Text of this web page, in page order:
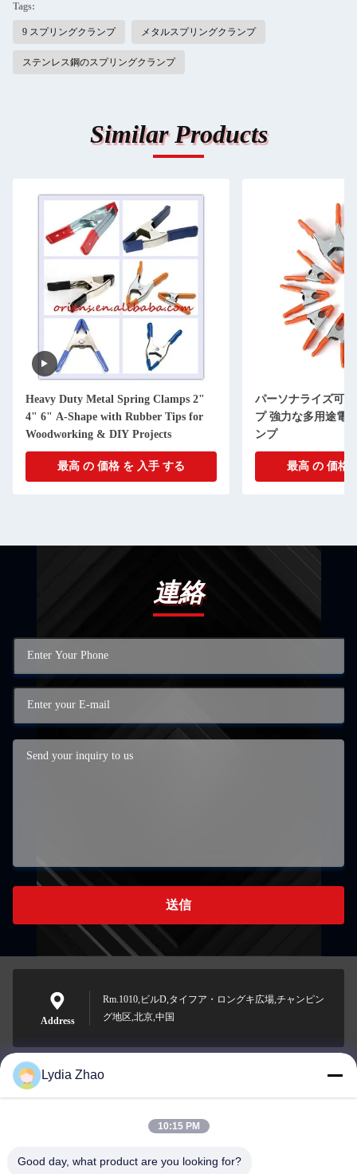
Tags:
9 スプリングクランプ メタルスプリングクランプ
ステンレス鋼のスプリングクランプ
Similar Products
Heavy Duty Metal Spring Clamps 2"
4" 6" A-Shape with Rubber Tips for
Woodworking & DIY Projects
最高 の 価格 を 入手 する
パーソナライズ可
プ 強力な多用途電
ンプ
最高 の 価格
連絡
送信
Address
Rm.1010,ビルD,タイフア・ロングキ広場,チャンピン
グ地区,北京,中国
jesingd@vip.sina.com
Lydia Zhao
10:15 PM
Good day, what product are you looking for?